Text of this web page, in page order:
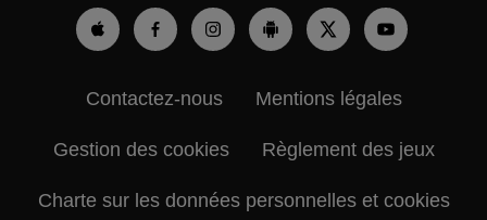
Contactez-nous Mentions légales
Gestion des cookies Règlement des jeux
Charte sur les données personnelles et cookies